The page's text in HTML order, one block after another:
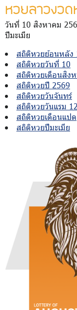
หวยลาวงวด
วันที่ 10 สิงหาคม
ปีมะเมีย
สถิติหวยย้อนหลัง
สถิติหวยวันที่ 10
สถิติหวยเดือนสิง
สถิติหวยปี 2569
สถิติหวยวันจันทร์
สถิติหวยวันแรม
สถิติหวยเดือนแปด
สถิติหวยปีมะเมีย